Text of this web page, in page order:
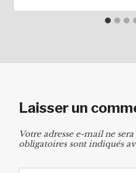
Laisser un
Votre adresse e-mail ne
obligatoires sont indiqués